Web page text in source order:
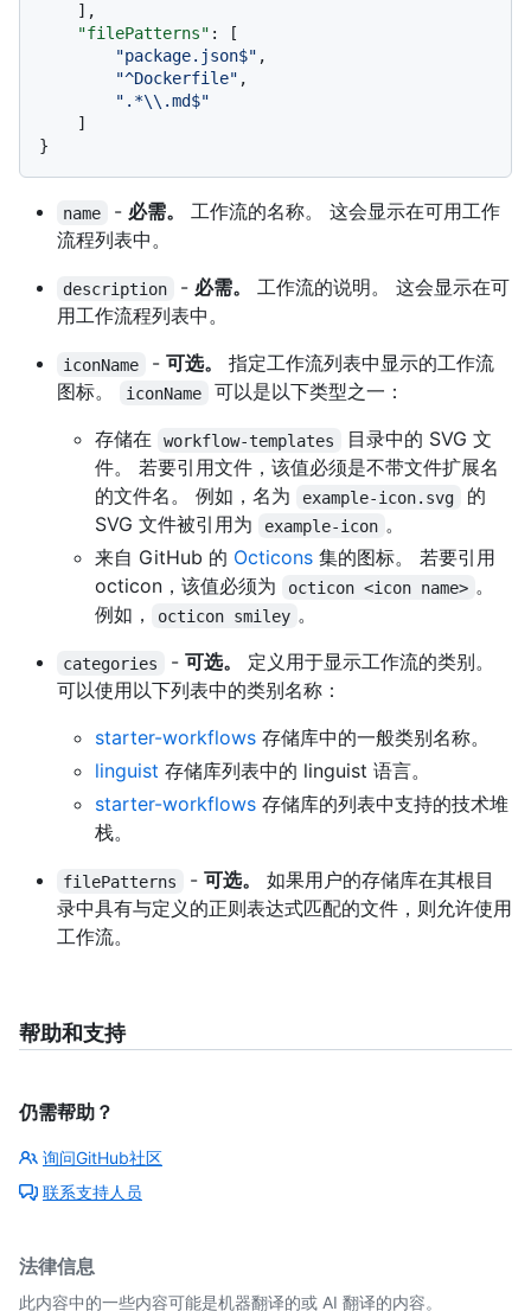
] ,
"filePatterns" :
[
"package.json$" ,
"^Dockerfile" ,
".*\\.md$"
]
}
name - 必需。
工作流的名称。 这会显示在可用工作
流程列表中。
description - 必需。
工作流的说明。 这会显示在可
用工作流程列表中。
iconName - 可选。
指定工作流列表中显示的工作流
图标。
iconName
可以是以下类型之一：
存储在
workflow-templates
目录中的 SVG 文
件。 若要引用文件，该值必须是不带文件扩展名
的文件名。 例如，名为
example-icon.svg
的
SVG 文件被引用为
example-icon 。
来自 GitHub 的 Octicons 集的图标。 若要引用
octicon，该值必须为
octicon <icon name> 。
例如，
octicon smiley 。
categories - 可选。
定义用于显示工作流的类别。
可以使用以下列表中的类别名称：
starter-workflows 存储库中的一般类别名称。
linguist 存储库列表中的 linguist 语言。
starter-workflows 存储库的列表中支持的技术堆
栈。
filePatterns - 可选。
如果用户的存储库在其根目
录中具有与定义的正则表达式匹配的文件，则允许使用
工作流。
帮助和支持
仍需帮助？
询问GitHub社区
联系支持人员
法律信息
此内容中的一些内容可能是机器翻译的或 AI 翻译的内容。